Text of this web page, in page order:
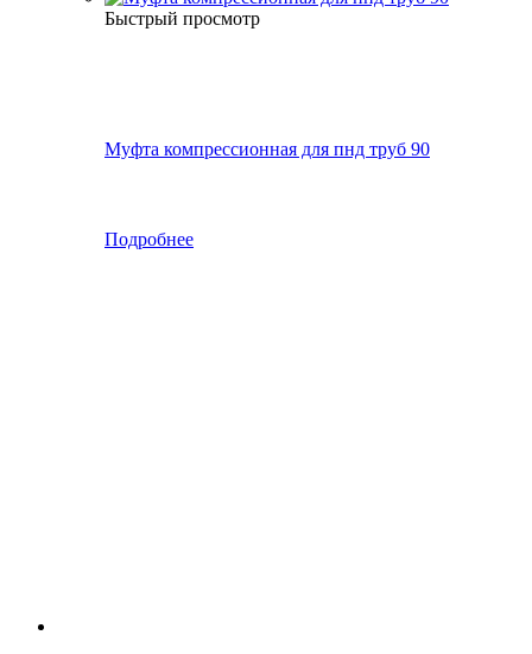
Быстрый просмотр
Муфта компрессионная для пнд труб 90
Подробнее